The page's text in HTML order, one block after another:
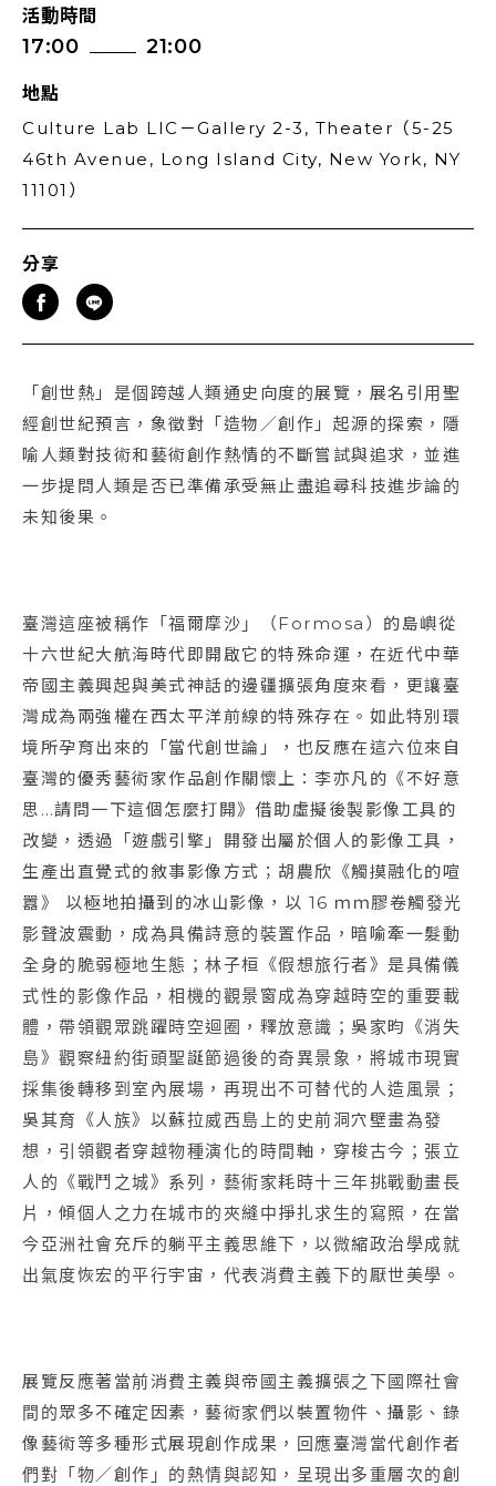
活動時間
17:00 21:00
地點
Culture Lab LIC－Gallery 2-3, Theater（5-25
46th Avenue, Long Island City, New York, NY
11101）
分享
「創世熱」是個跨越人類通史向度的展覽，展名引用聖
經創世紀預言，象徵對「造物／創作」起源的探索，隱
喻人類對技術和藝術創作熱情的不斷嘗試與追求，並進
一步提問人類是否已準備承受無止盡追尋科技進步論的
未知後果。
臺灣這座被稱作「福爾摩沙」（Formosa）的島嶼從
十六世紀大航海時代即開啟它的特殊命運，在近代中華
帝國主義興起與美式神話的邊疆擴張角度來看，更讓臺
灣成為兩強權在西太平洋前線的特殊存在。如此特別環
境所孕育出來的「當代創世論」，也反應在這六位來自
臺灣的優秀藝術家作品創作關懷上：李亦凡的《不好意
思…請問一下這個怎麼打開》借助虛擬後製影像工具的
改變，透過「遊戲引擎」開發出屬於個人的影像工具，
生產出直覺式的敘事影像方式；胡農欣《觸摸融化的喧
囂》 以極地拍攝到的冰山影像，以 16 ｍｍ膠卷觸發光
影聲波震動，成為具備詩意的裝置作品，暗喻牽一髮動
全身的脆弱極地生態；林子桓《假想旅行者》是具備儀
式性的影像作品，相機的觀景窗成為穿越時空的重要載
體，帶領觀眾跳躍時空迴圈，釋放意識；吳家昀《消失
島》觀察紐約街頭聖誕節過後的奇異景象，將城市現實
採集後轉移到室內展場，再現出不可替代的人造風景；
吳其育《人族》以蘇拉威西島上的史前洞穴壁畫為發
想，引領觀者穿越物種演化的時間軸，穿梭古今；張立
人的《戰鬥之城》系列，藝術家耗時十三年挑戰動畫長
片，傾個人之力在城市的夾縫中掙扎求生的寫照，在當
今亞洲社會充斥的躺平主義思維下，以微縮政治學成就
出氣度恢宏的平行宇宙，代表消費主義下的厭世美學。
展覽反應著當前消費主義與帝國主義擴張之下國際社會
間的眾多不確定因素，藝術家們以裝置物件、攝影、錄
像藝術等多種形式展現創作成果，回應臺灣當代創作者
們對「物／創作」的熱情與認知，呈現出多重層次的創